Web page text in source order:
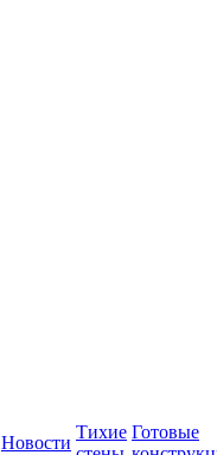
Новости
Тихие Готовые